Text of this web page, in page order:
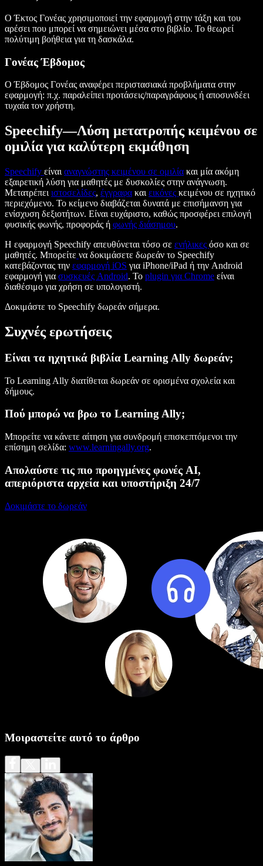
Ο Έκτος Γονέας χρησιμοποιεί την εφαρμογή στην τάξη και του
αρέσει που μπορεί να σημειώνει μέσα στο βιβλίο. Το θεωρεί
πολύτιμη βοήθεια για τη δασκάλα.
Γονέας Έβδομος
Ο Έβδομος Γονέας αναφέρει περιστασιακά προβλήματα στην
εφαρμογή: π.χ. παραλείπει προτάσεις/παραγράφους ή αποσυνδέει
τυχαία τον χρήστη.
Speechify—Λύση μετατροπής κειμένου σε
ομιλία για καλύτερη εκμάθηση
Speechify είναι αναγνώστης κειμένου σε ομιλία και μία ακόμη
εξαιρετική λύση για μαθητές με δυσκολίες στην ανάγνωση.
Μετατρέπει ιστοσελίδες, έγγραφα και εικόνες κειμένου σε ηχητικό
περιεχόμενο. Το κείμενο διαβάζεται δυνατά με επισήμανση για
ενίσχυση δεξιοτήτων. Είναι ευχάριστο, καθώς προσφέρει επιλογή
φυσικής φωνής, προφοράς ή φωνής διάσημου.
Η εφαρμογή Speechify απευθύνεται τόσο σε ενήλικες όσο και σε
μαθητές. Μπορείτε να δοκιμάσετε δωρεάν το Speechify
κατεβάζοντας την εφαρμογή iOS για iPhone/iPad ή την Android
εφαρμογή για συσκευές Android. Το plugin για Chrome είναι
διαθέσιμο για χρήση σε υπολογιστή.
Δοκιμάστε το Speechify δωρεάν σήμερα.
Συχνές ερωτήσεις
Είναι τα ηχητικά βιβλία Learning Ally δωρεάν;
Το Learning Ally διατίθεται δωρεάν σε ορισμένα σχολεία και
δήμους.
Πού μπορώ να βρω το Learning Ally;
Μπορείτε να κάνετε αίτηση για συνδρομή επισκεπτόμενοι την
επίσημη σελίδα: www.learningally.org.
Απολαύστε τις πιο προηγμένες φωνές AI,
απεριόριστα αρχεία και υποστήριξη 24/7
Δοκιμάστε το δωρεάν
Μοιραστείτε αυτό το άρθρο